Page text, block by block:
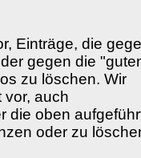
Einträge, die
gegen die
zu löschen. Wir
vor, auch
die oben
oder zu